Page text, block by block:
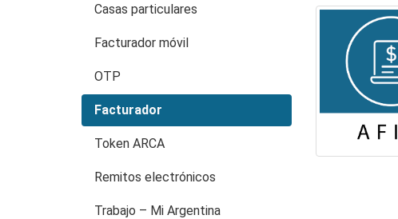
Casas particulares
Facturador móvil
OTP
Facturador
Token ARCA
Remitos electrónicos
Trabajo – Mi Argentina